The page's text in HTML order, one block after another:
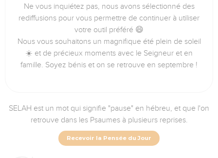
Ne vous inquiétez pas, nous avons sélectionné des
rediffusions pour vous permettre de continuer à utiliser
votre outil préféré 😄
Nous vous souhaitons un magnifique été plein de soleil
☀️ et de précieux moments avec le Seigneur et en
famille. Soyez bénis et on se retrouve en septembre !
SELAH est un mot qui signifie "pause" en hébreu, et que l'on
retrouve dans les Psaumes à plusieurs reprises.
Recevoir la Pensée du Jour